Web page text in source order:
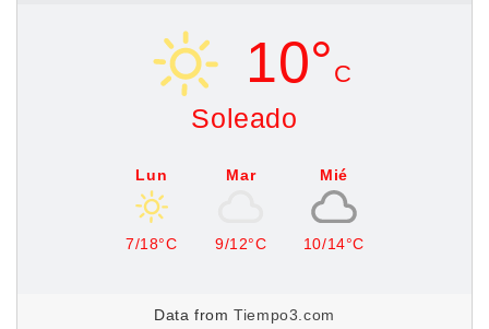
10° C
Soleado
Lun
7/18°C
Mar
9/12°C
Mié
10/14°C
Data fromTiempo3.com